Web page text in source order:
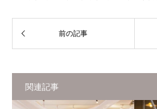
関連記事